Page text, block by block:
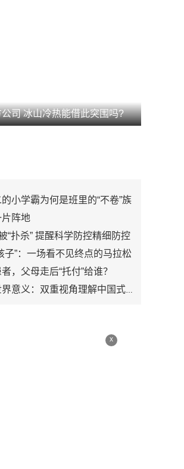
司 冰山冷热能借此突围吗?
小学霸为何是班里的“不卷”族
阵地
“扑杀” 提醒科学防控精细防控
子”：一场看不见终点的马拉松
，父母走后“托付”给谁？
义：双重视角理解中国式现代化道路
x